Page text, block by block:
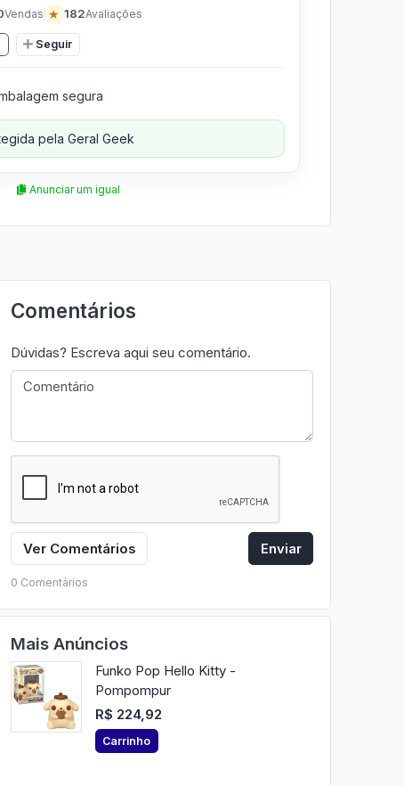
Vendas ★ 182Avaliações
Seguir
segura
pela Geral Geek
Anunciar um igual
Comentários
Dúvidas? Escreva aqui seu comentário.
Ver Comentários Enviar
0 Comentários
Mais Anúncios
Funko Pop Hello Kitty -
Pompompur
R$ 224,92
Carrinho